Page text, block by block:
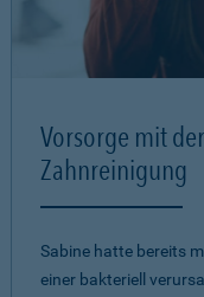
Vorsorge mit
Zahnreinigung
Sabine hatte bereits
einer bakteriell